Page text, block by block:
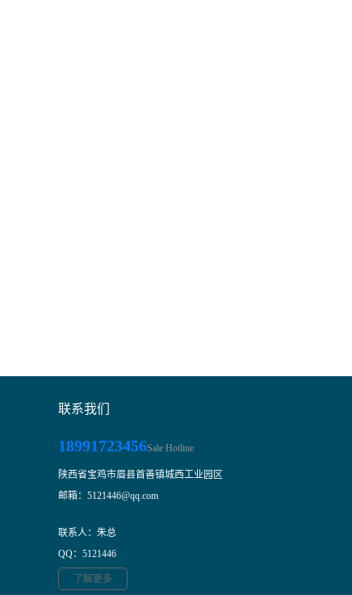
联系我们
18991723456Sale Hotline
陕西省宝鸡市眉县首善镇城西工业园区
邮箱：5121446@qq.com
联系人：朱总
QQ：5121446
了解更多